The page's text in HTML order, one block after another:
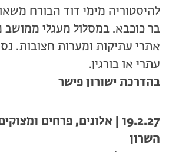
להיסטוריה מימי דוד הבורח
בר כוכבא. במסלול מעגלי ממושב
אתרי עתיקות ומערות חצובות.
עתרי או בורגין.
בהדרכת ישורון פישר
19.2.27 | אלונים, פרחים
השרון